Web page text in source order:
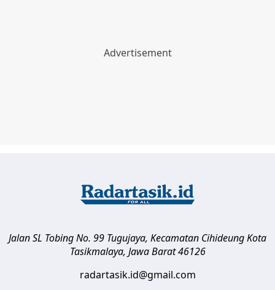
Jalan SL Tobing No. 99 Tugujaya, Kecamatan CihideungKota
Tasikmalaya, Jawa Barat 46126
radartasik.id@gmail.com